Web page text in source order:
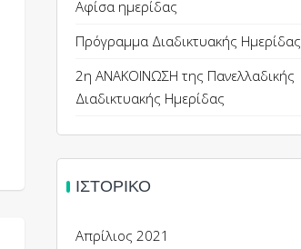
Αφίσα ημερίδας
Πρόγραμμα Διαδικτυακής Ημερίδας
2η ΑΝΑΚΟΙΝΩΣΗ της Πανελλαδικής
Διαδικτυακής Ημερίδας
ΙΣΤΟΡΙΚΌ
Απρίλιος 2021